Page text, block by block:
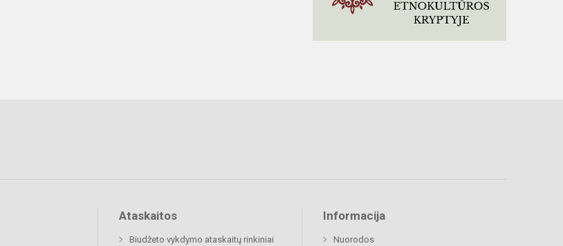
Ataskaitos
Biudžeto vykdymo ataskaitų rinkiniai
Informacija
Nuorodos